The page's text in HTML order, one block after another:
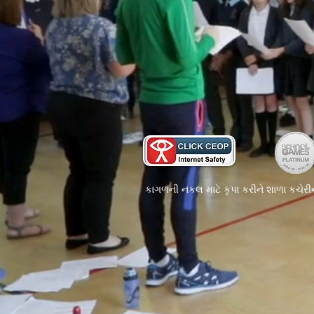
કાગળની નકલ માટે કૃપા કરીને શાળા